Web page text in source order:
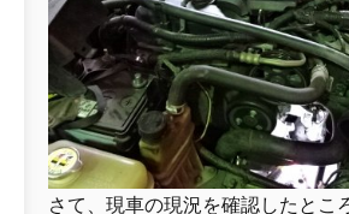
さて、現車の現況を確認したとこ